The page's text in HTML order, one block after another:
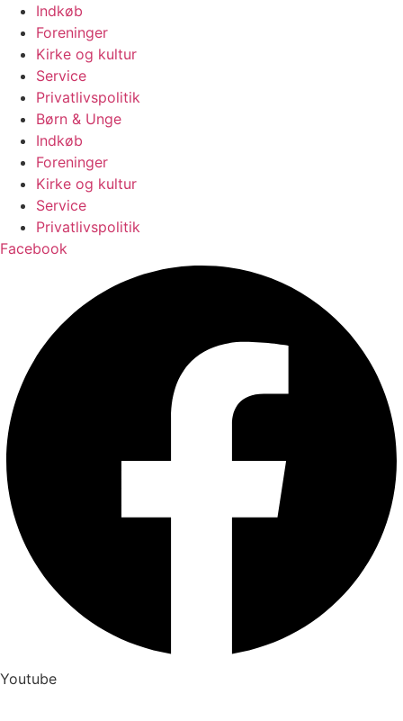
Indkøb
Foreninger
Kirke og kultur
Service
Privatlivspolitik
Børn & Unge
Indkøb
Foreninger
Kirke og kultur
Service
Privatlivspolitik
Facebook
Youtube